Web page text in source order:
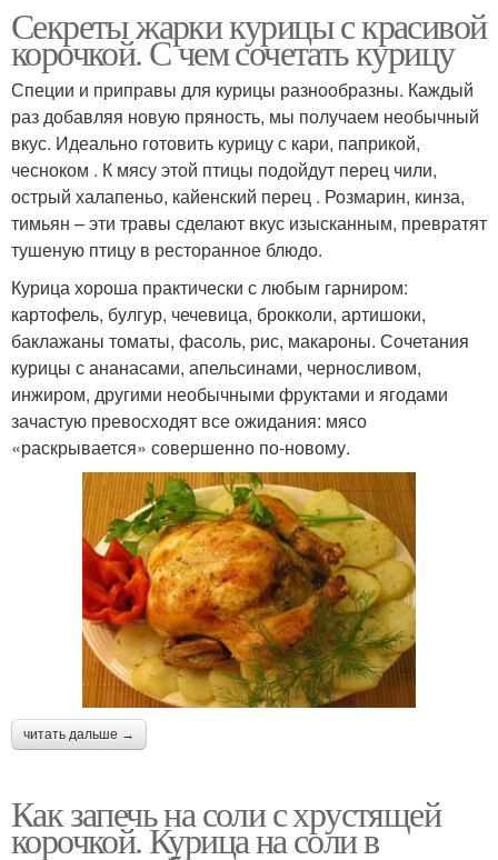
Секреты жарки курицы с красивой
корочкой. С чем сочетать курицу
Специи и приправы для курицы разнообразны. Каждый
раз добавляя новую пряность, мы получаем необычный
вкус. Идеально готовить курицу с кари, паприкой,
чесноком . К мясу этой птицы подойдут перец чили,
острый халапеньо, кайенский перец . Розмарин, кинза,
тимьян – эти травы сделают вкус изысканным, превратят
тушеную птицу в ресторанное блюдо.
Курица хороша практически с любым гарниром:
картофель, булгур, чечевица, брокколи, артишоки,
баклажаны томаты, фасоль, рис, макароны. Сочетания
курицы с ананасами, апельсинами, черносливом,
инжиром, другими необычными фруктами и ягодами
зачастую превосходят все ожидания: мясо
«раскрывается» совершенно по-новому.
читать дальше →
Как запечь на соли с хрустящей
корочкой. Курица на соли в